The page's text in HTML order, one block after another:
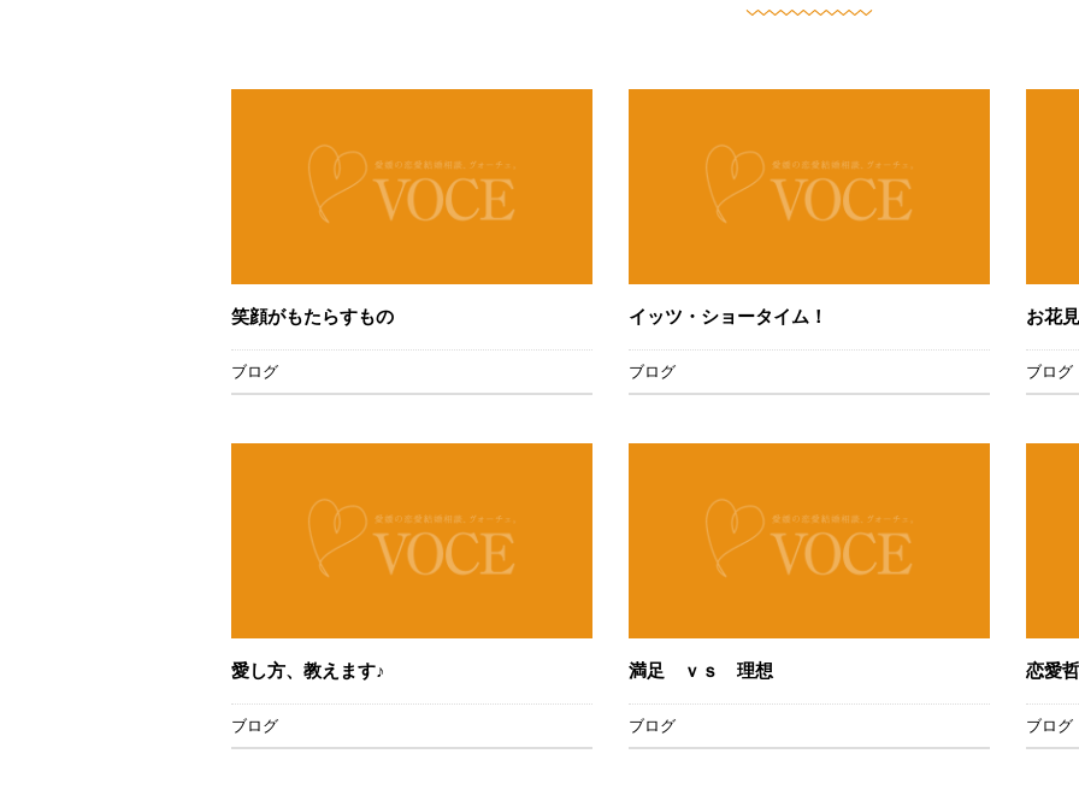
笑顔がもたらすもの
ブログ
イッツ・ショータイム！
ブログ
お花
ブログ
愛し方、教えます♪
ブログ
満足 ｖｓ 理想
ブログ
恋愛
ブログ